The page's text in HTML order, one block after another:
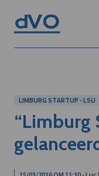
LIMBURG STARTUP - LSU
“Limburg